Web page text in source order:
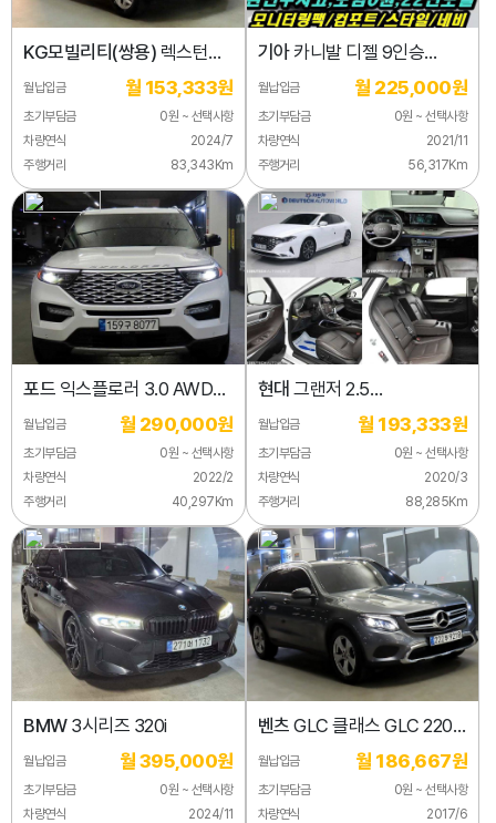
KG모빌리티(쌍용) 렉스턴
디젤 2.2 2WD
월납입금 월 153,333원
초기부담금
0원 ~ 선택사항
차량연식
2024/7
주행거리
83,343Km
기아카니발 디젤 9인승
노블레스
월납입금 월 225,000원
초기부담금
0원 ~ 선택사항
차량연식
2021/11
주행거리
56,317Km
포드 익스플로러 3.0 AWD
플래티넘
월납입금 월 290,000원
초기부담금
0원 ~ 선택사항
차량연식
2022/2
주행거리
40,297Km
현대 그랜저 2.5
익스클루시브
월납입금 월 193,333원
초기부담금
0원 ~ 선택사항
차량연식
2020/3
주행거리
88,285Km
BMW3시리즈 320i
월납입금 월 395,000원
초기부담금
0원 ~ 선택사항
차량연식
2024/11
벤츠 GLC 클래스 GLC 220 d
4MATIC
월납입금 월 186,667원
초기부담금
0원 ~ 선택사항
차량연식
2017/6